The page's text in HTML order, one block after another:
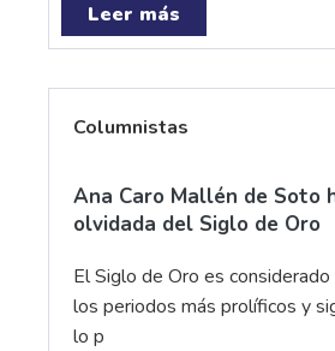
Leer más
Columnistas
Ana Caro Mallén de Soto
olvidada del Siglo de Oro
El Siglo de Oro es
los periodos más prolíficos y
lo p